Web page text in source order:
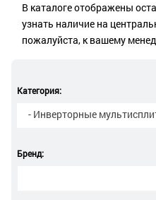
В каталоге отображены
узнать наличие на
пожалуйста, к вашему
Категория:
- Инверторные
Бренд: